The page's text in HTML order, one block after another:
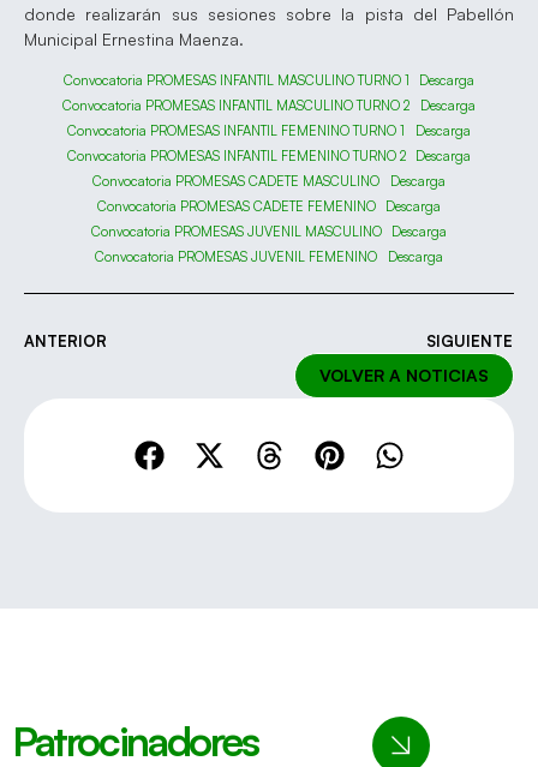
donde realizarán sus sesiones sobre la pista del Pabellón
Municipal Ernestina Maenza.
Convocatoria PROMESAS INFANTIL MASCULINO TURNO 1
Descarga
Convocatoria PROMESAS INFANTIL MASCULINO TURNO 2
Descarga
Convocatoria PROMESAS INFANTIL FEMENINO TURNO 1
Descarga
Convocatoria PROMESAS INFANTIL FEMENINO TURNO 2
Descarga
Convocatoria PROMESAS CADETE MASCULINO
Descarga
Convocatoria PROMESAS CADETE FEMENINO
Descarga
Convocatoria PROMESAS JUVENIL MASCULINO
Descarga
Convocatoria PROMESAS JUVENIL FEMENINO
Descarga
ANTERIOR SIGUIENTE
VOLVER A NOTICIAS
Patrocinadores